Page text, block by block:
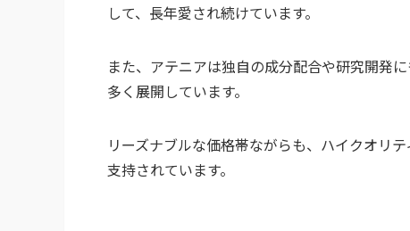
して、長年愛され続けています。
また、アテニアは独自の成分配合や研究開発
多く展開しています。
リーズナブルな価格帯ながらも、ハイクオリ
支持されています。